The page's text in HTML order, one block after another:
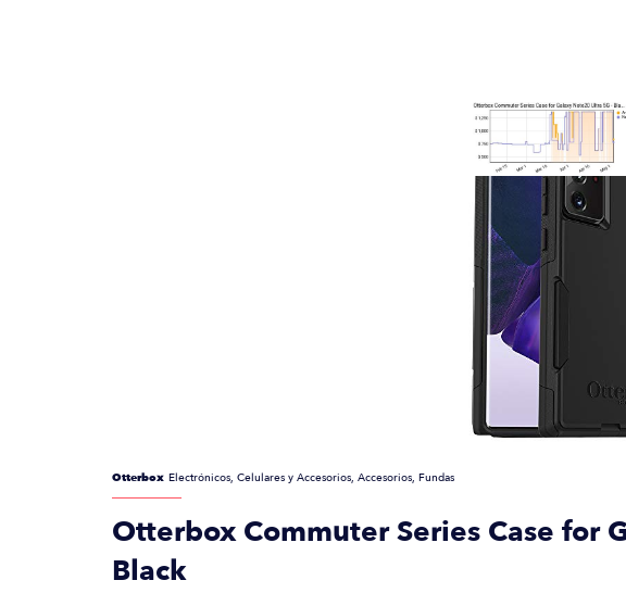
Otterbox Electrónicos, Celulares y Accesorios, Accesorios, Fundas
Otterbox Commuter Series Case for
Black